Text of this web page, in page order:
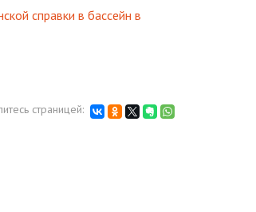
справки в бассейн в
страницей: